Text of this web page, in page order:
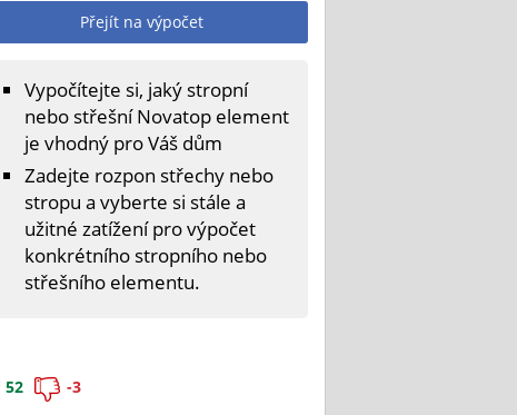
Přejít na výpočet
Vypočítejte si, jaký stropní
nebo střešní Novatop element
je vhodný pro Váš dům
Zadejte rozpon střechy nebo
stropu a vyberte si stále a
užitné zatížení pro výpočet
konkrétního stropního nebo
střešního elementu.
52 -3